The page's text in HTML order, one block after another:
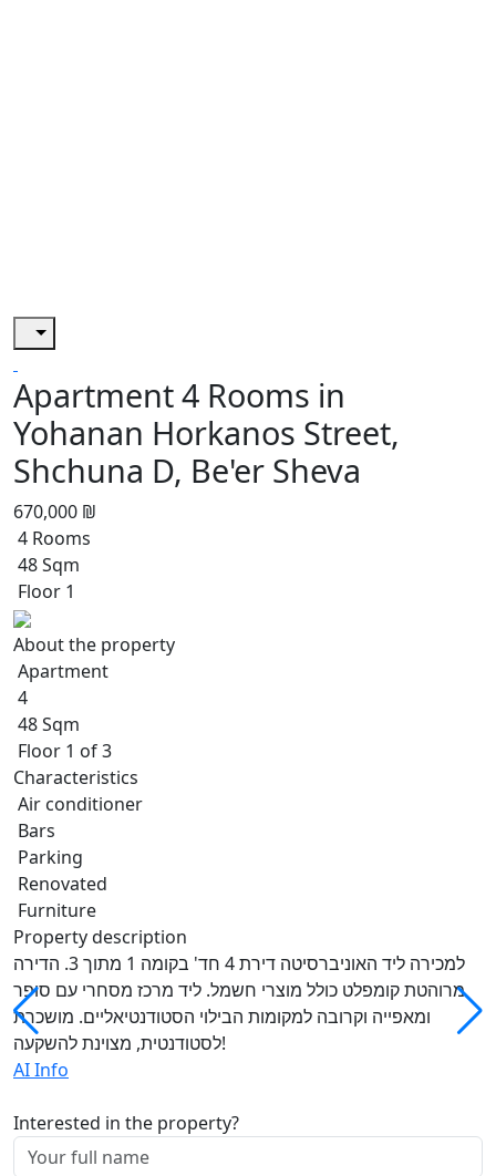
Apartment 4 Rooms in
Yohanan Horkanos Street,
Shchuna D, Be'er Sheva
670,000 ₪
4 Rooms
48 Sqm
Floor 1
About the property
Apartment
4
48 Sqm
Floor 1 of 3
Characteristics
Air conditioner
Bars
Parking
Renovated
Furniture
Property description
למכירה ליד האוניברסיטה דירת 4 חד' בקומה 1 מתוך 3. הדירה
מרוהטת קומפלט כולל מוצרי חשמל. ליד מרכז מסחרי עם סופר
ומאפייה וקרובה למקומות הבילוי הסטודנטיאליים. מושכרת
לסטודנטית, מצוינת להשקעה!
AI Info
Interested in the property?